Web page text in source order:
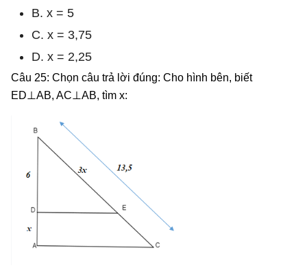
B. x = 5
C. x = 3,75
D. x = 2,25
Câu 25: Chọn câu trả lời đúng: Cho hình bên, biết
ED⊥AB, AC⊥AB, tìm x: